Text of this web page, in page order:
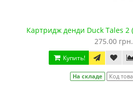
Картридж денди Duck Tales
275.00 грн.
Купить!
На складе Код